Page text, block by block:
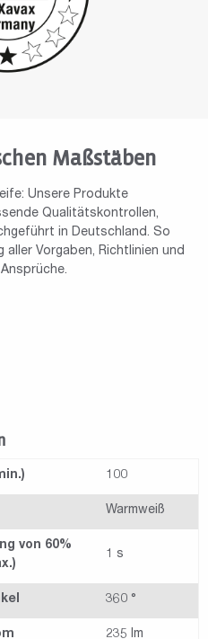
Maßstäben
Unsere Produkte
Qualitätskontrollen,
in Deutschland. So
aller Vorgaben, Richtlinien und
100
Warmweiß
von 60%
1 s
360 °
235 lm